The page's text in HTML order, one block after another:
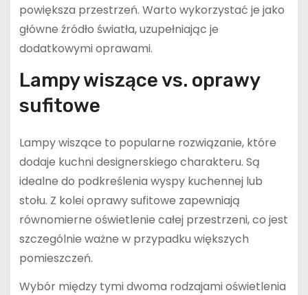
powiększa przestrzeń. Warto wykorzystać je jako
główne źródło światła, uzupełniając je
dodatkowymi oprawami.
Lampy wiszące vs. oprawy
sufitowe
Lampy wiszące to popularne rozwiązanie, które
dodaje kuchni designerskiego charakteru. Są
idealne do podkreślenia wyspy kuchennej lub
stołu. Z kolei oprawy sufitowe zapewniają
równomierne oświetlenie całej przestrzeni, co jest
szczególnie ważne w przypadku większych
pomieszczeń.
Wybór między tymi dwoma rodzajami oświetlenia